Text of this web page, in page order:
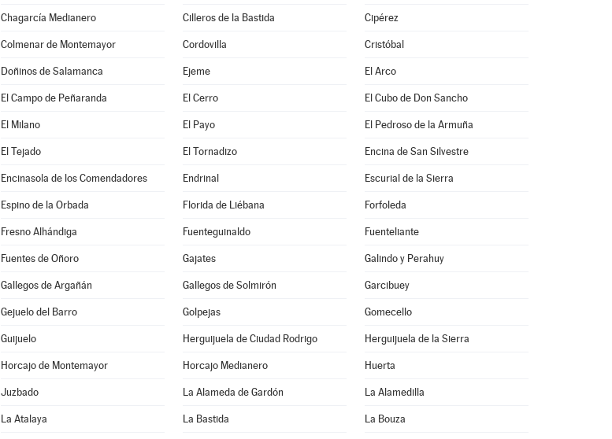
Chagarcía Medianero Cilleros de la Bastida Cipérez
Colmenar de Montemayor Cordovilla Cristóbal
Doñinos de Salamanca Ejeme El Arco
El Campo de Peñaranda El Cerro El Cubo de Don Sancho
El Milano El Payo El Pedroso de la Armuña
El Tejado El Tornadizo Encina de San Silvestre
Encinasola de los Comendadores Endrinal Escurial de la Sierra
Espino de la Orbada Florida de Liébana Forfoleda
Fresno Alhándiga Fuenteguinaldo Fuenteliante
Fuentes de Oñoro Gajates Galindo y Perahuy
Gallegos de Argañán Gallegos de Solmirón Garcibuey
Gejuelo del Barro Golpejas Gomecello
Guijuelo Herguijuela de Ciudad Rodrigo Herguijuela de la Sierra
Horcajo de Montemayor Horcajo Medianero Huerta
Juzbado La Alameda de Gardón La Alamedilla
La Atalaya La Bastida La Bouza